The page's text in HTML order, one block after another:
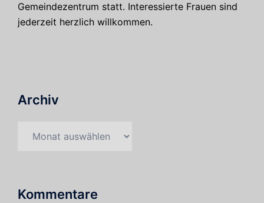
Gemeindezentrum statt. Interessierte Frauen sind
jederzeit herzlich willkommen.
Archiv
Kommentare